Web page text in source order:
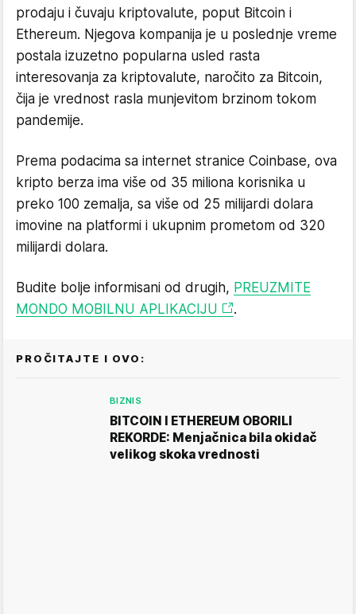
prodaju i čuvaju kriptovalute, poput Bitcoin i
Ethereum. Njegova kompanija je u poslednje vreme
postala izuzetno popularna usled rasta
interesovanja za kriptovalute, naročito za Bitcoin,
čija je vrednost rasla munjevitom brzinom tokom
pandemije.
Prema podacima sa internet stranice Coinbase, ova
kripto berza ima više od 35 miliona korisnika u
preko 100 zemalja, sa više od 25 milijardi dolara
imovine na platformi i ukupnim prometom od 320
milijardi dolara.
Budite bolje informisani od drugih, PREUZMITE
MONDO MOBILNU APLIKACIJU
.
PROČITAJTE I OVO:
BIZNIS
BITCOIN I ETHEREUM OBORILI
REKORDE: Menjačnica bila okidač
velikog skoka vrednosti